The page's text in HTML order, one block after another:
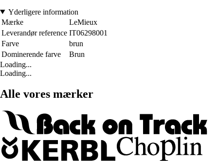
Yderligere information
Mærke
LeMieux
Leverandør reference IT06298001
Farve
brun
Dominerende farve
Brun
Loading...
Loading...
Alle vores mærker